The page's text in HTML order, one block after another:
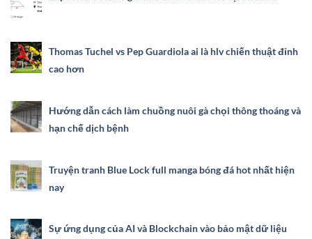
Thomas Tuchel vs Pep Guardiola ai là hlv chiến thuật đỉnh
cao hơn
Hướng dẫn cách làm chuồng nuôi gà chọi thông thoáng và
hạn chế dịch bệnh
Truyện tranh Blue Lock full manga bóng đá hot nhất hiện
nay
Sự ứng dụng của AI và Blockchain vào bảo mật dữ liệu